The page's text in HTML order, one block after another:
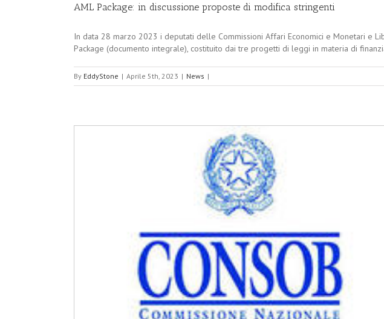
AML Package: in discussione proposte di modifica stringenti
In data 28 marzo 2023 i deputati delle Commissioni Affari Economici e Monetari e
Package (documento integrale), costituito dai tre progetti di leggi in materia di
By EddyStone | Aprile 5th, 2023 | News |